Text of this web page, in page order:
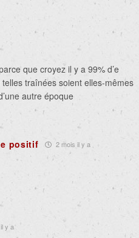
que croyez il y a 99% d’e
traînées soient elles-mêmes
autre époque
positif 2 mois il y a
y a